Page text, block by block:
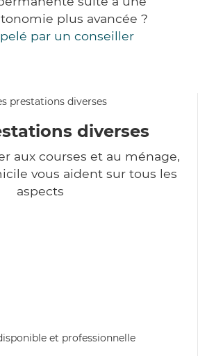
plus avancée ?
par un conseiller
diverses
aux courses et au ménage,
vous aident sur tous les
aspects